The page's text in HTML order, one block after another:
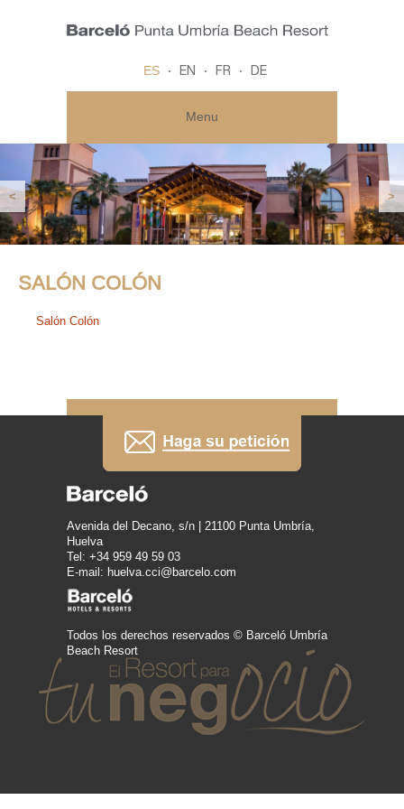
ES EN FR DE
Menu
< >
SALÓN COLÓN
Salón Colón
Avenida del Decano, s/n | 21100 Punta Umbría,
Huelva
Tel: +34 959 49 59 03
E-mail: huelva.cci@barcelo.com
Todos los derechos reservados © Barceló Umbría
Beach Resort